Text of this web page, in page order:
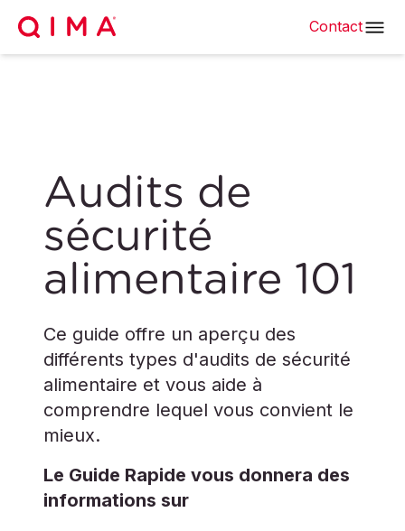
Contact
Audits de
sécurité
alimentaire 101
Ce guide offre un aperçu des
différents types d'audits de sécurité
alimentaire et vous aide à
comprendre lequel vous convient le
mieux.
Le Guide Rapide vous donnera des
informations sur